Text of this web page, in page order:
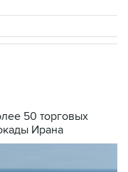
50 торговых
Ирана